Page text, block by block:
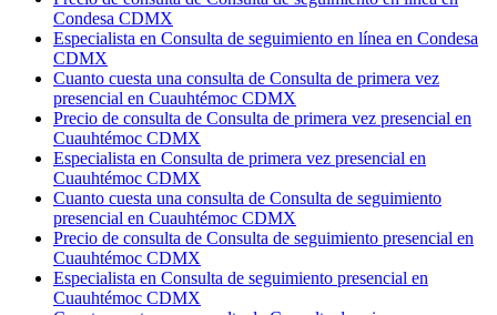
Condesa CDMX
Especialista en Consulta de seguimiento en línea en Condesa
CDMX
Cuanto cuesta una consulta de Consulta de primera vez
presencial en Cuauhtémoc CDMX
Precio de consulta de Consulta de primera vez presencial en
Cuauhtémoc CDMX
Especialista en Consulta de primera vez presencial en
Cuauhtémoc CDMX
Cuanto cuesta una consulta de Consulta de seguimiento
presencial en Cuauhtémoc CDMX
Precio de consulta de Consulta de seguimiento presencial en
Cuauhtémoc CDMX
Especialista en Consulta de seguimiento presencial en
Cuauhtémoc CDMX